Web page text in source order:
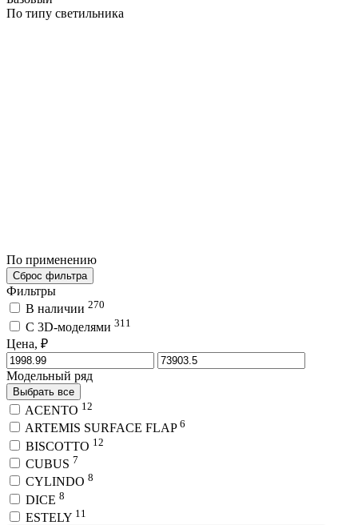
По типу светильника
По применению
Сброс фильтра
Фильтры
В наличии 270
C 3D-моделями 311
Цена, ₽
Модельный ряд
Выбрать все
ACENTO 12
ARTEMIS SURFACE FLAP 6
BISCOTTO 12
CUBUS 7
CYLINDO 8
DICE 8
ESTELY 11